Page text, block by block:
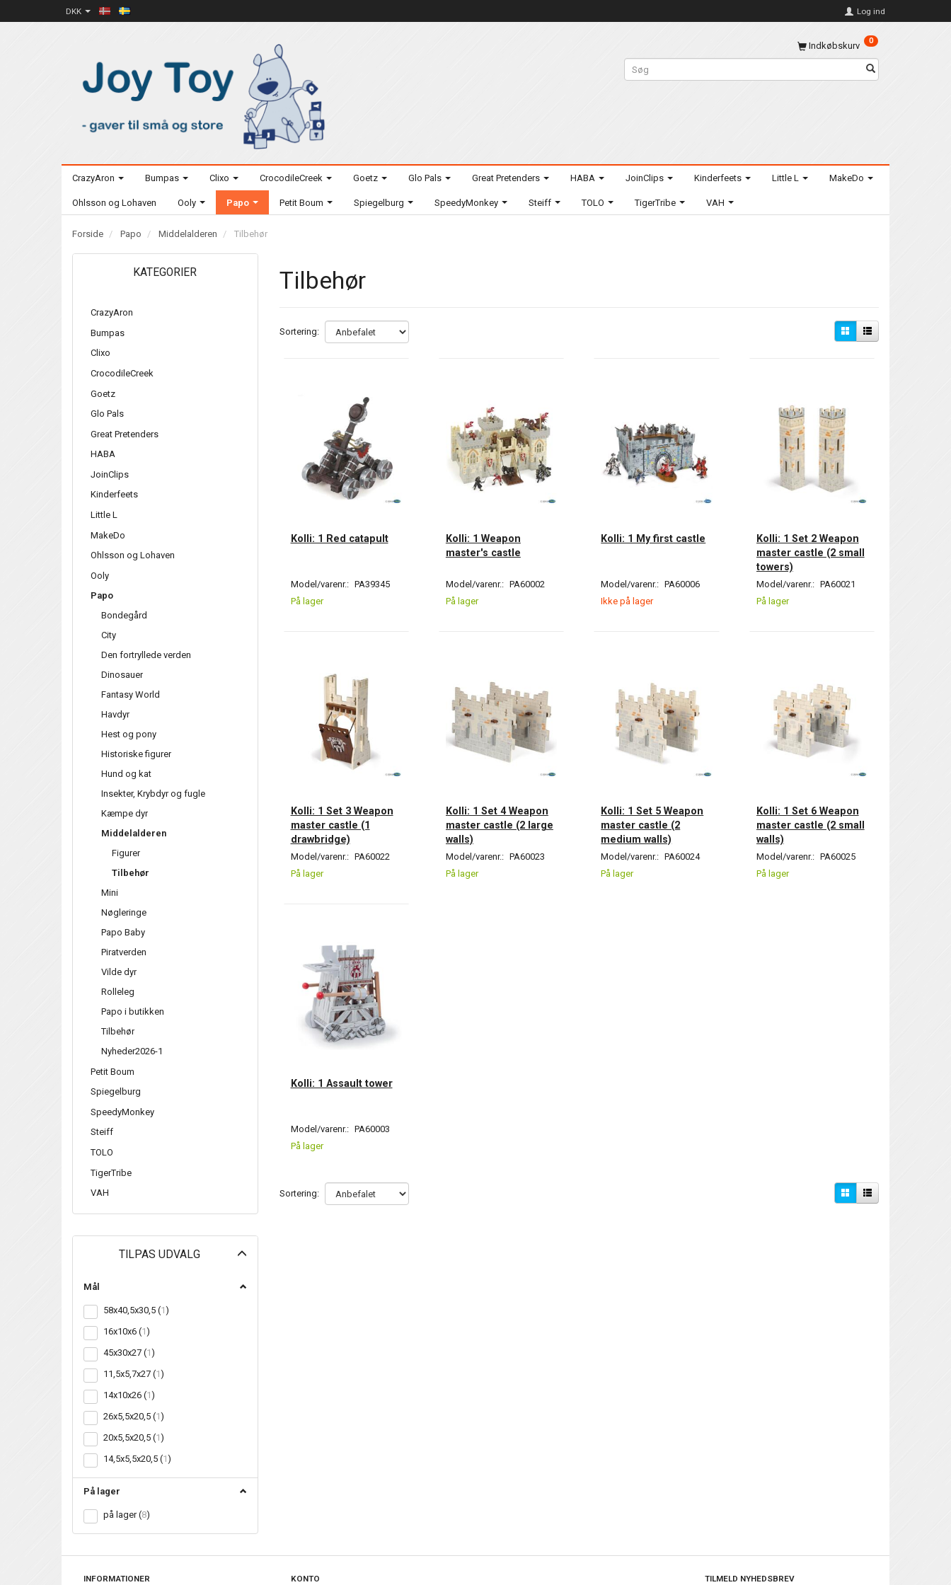
DKK Log ind
Indkøbskurv 0
CrazyAron Bumpas Clixo CrocodileCreek Goetz Glo Pals Great Pretenders HABA JoinClips Kinderfeets Little L MakeDo
Ohlsson og Lohaven Ooly Papo Petit Boum Spiegelburg SpeedyMonkey Steiff TOLO TigerTribe VAH
Forside Papo Middelalderen Tilbehør
KATEGORIER
CrazyAron
Bumpas
Clixo
CrocodileCreek
Goetz
Glo Pals
Great Pretenders
HABA
JoinClips
Kinderfeets
Little L
MakeDo
Ohlsson og Lohaven
Ooly
Papo
Bondegård
City
Den fortryllede verden
Dinosauer
Fantasy World
Havdyr
Hest og pony
Historiske figurer
Hund og kat
Insekter, Krybdyr og fugle
Kæmpe dyr
Middelalderen
Figurer
Tilbehør
Mini
Nøgleringe
Papo Baby
Piratverden
Vilde dyr
Rolleleg
Papo i butikken
Tilbehør
Nyheder2026-1
Petit Boum
Spiegelburg
SpeedyMonkey
Steiff
TOLO
TigerTribe
VAH
TILPAS UDVALG
Mål
58x40,5x30,5 (1)
16x10x6 (1)
45x30x27 (1)
11,5x5,7x27 (1)
14x10x26 (1)
26x5,5x20,5 (1)
20x5,5x20,5 (1)
14,5x5,5x20,5 (1)
På lager
på lager(8)
Tilbehør
Sortering:
Kolli: 1 Red catapult
Model/varenr.: PA39345
På lager
Kolli: 1 Weapon
master's castle
Model/varenr.: PA60002
På lager
Kolli: 1 My first castle
Model/varenr.: PA60006
Ikke på lager
Kolli: 1 Set 2 Weapon
master castle (2 small
towers)
Model/varenr.: PA60021
På lager
Kolli: 1 Set 3 Weapon
master castle (1
drawbridge)
Model/varenr.: PA60022
På lager
Kolli: 1 Set 4 Weapon
master castle (2 large
walls)
Model/varenr.: PA60023
På lager
Kolli: 1 Set 5 Weapon
master castle (2
medium walls)
Model/varenr.: PA60024
På lager
Kolli: 1 Set 6 Weapon
master castle (2 small
walls)
Model/varenr.: PA60025
På lager
Kolli: 1 Assault tower
Model/varenr.: PA60003
På lager
Sortering:
INFORMATIONER KONTO TILMELD NYHEDSBREV